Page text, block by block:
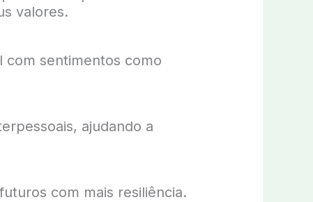
valores.
com sentimentos como
ajudando a
com mais resiliência.